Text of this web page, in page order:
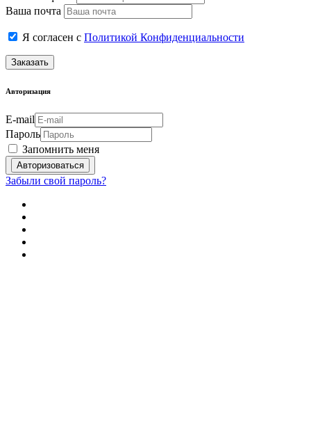
Ваша почта
Я согласен с Политикой Конфиденциальности
Заказать
Авторизация
E-mail
Пароль
Запомнить меня
Забыли свой пароль?